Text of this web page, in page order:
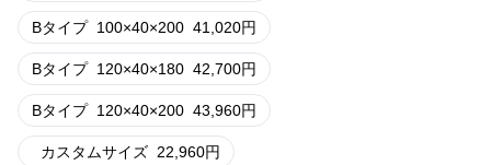
Bタイプ 100×40×200 41,020円
Bタイプ 120×40×180 42,700円
Bタイプ 120×40×200 43,960円
カスタムサイズ 22,960円